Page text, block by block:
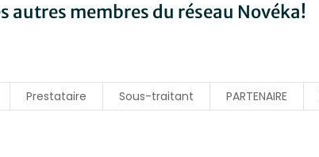
autres membres du réseau Novéka!
Prestataire Sous-traitant PARTENAIRE